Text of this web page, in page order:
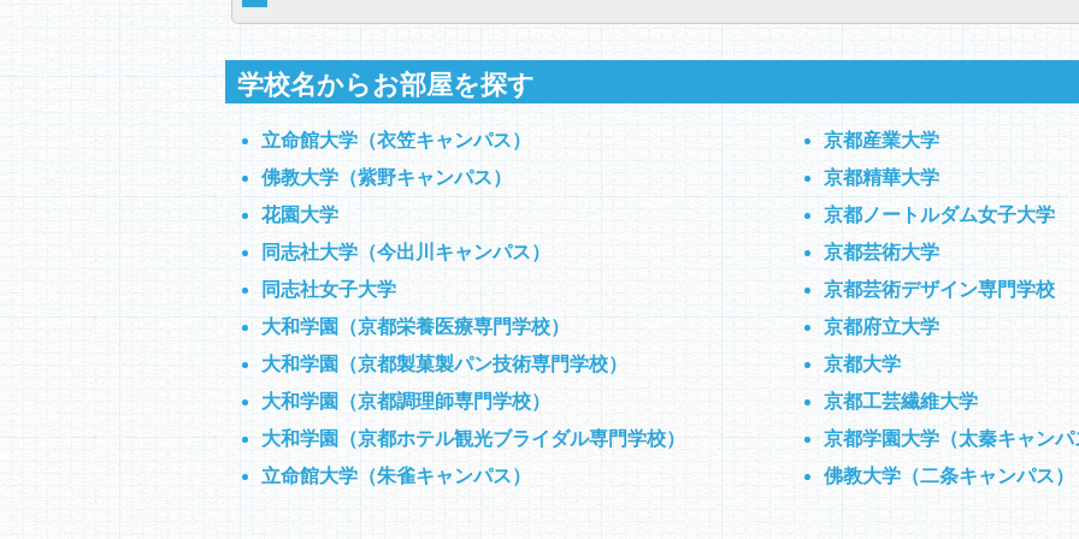
学校名からお部屋を探す
立命館大学（衣笠キャンパス）
京都産業大学
佛教大学（紫野キャンパス）
京都精華大学
花園大学
京都ノートルダム女子大学
同志社大学（今出川キャンパス）
京都芸術大学
同志社女子大学
京都芸術デザイン専門学校
大和学園（京都栄養医療専門学校）
京都府立大学
大和学園（京都製菓製パン技術専門学校）
京都大学
大和学園（京都調理師専門学校）
京都工芸繊維大学
大和学園（京都ホテル観光ブライダル専門学校）
京都学園大学（太秦キャンパ
立命館大学（朱雀キャンパス）
佛教大学（二条キャンパス）